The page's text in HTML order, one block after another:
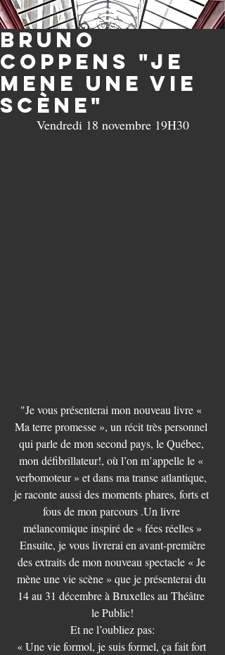
Bruno
Coppens "je
mene une vie
scène"
Vendredi 18 novembre 19H30
"Je vous présenterai mon nouveau livre «
Ma terre promesse », un récit très personnel
qui parle de mon second pays, le Québec,
mon défibrillateur!, où l’on m’appelle le «
verbomoteur » et dans ma transe atlantique,
je raconte aussi des moments phares, forts et
fous de mon parcours .Un livre
mélancomique inspiré de « fées réelles »
des extraits de mon nouveau spectacle « Je
mène une vie scène » que je présenterai du
14 au 31 décembre à Bruxelles au Théâtre
le Public!
Et ne l’oubliez pas:
« Une vie formol, je suis formel, ça fait fort